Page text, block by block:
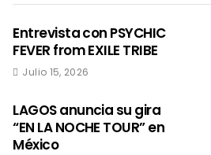
Entrevista con PSYCHIC
FEVER from EXILE TRIBE
Julio 15, 2026
LAGOS anuncia su gira
“EN LA NOCHE TOUR” en
México